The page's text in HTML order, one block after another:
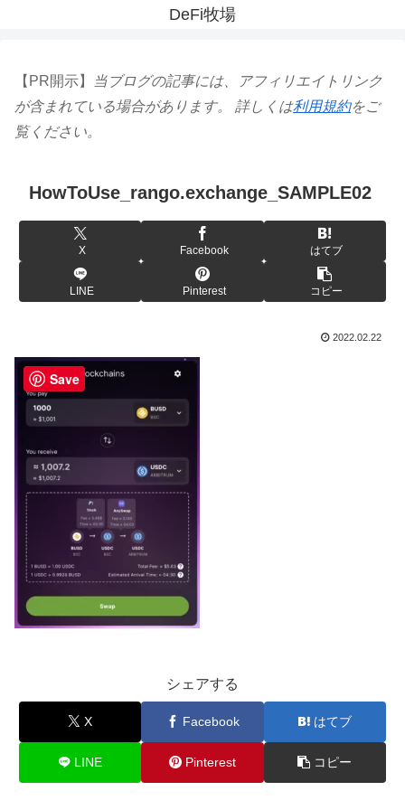
DeFi牧場
【PR開示】
当ブログの記事には、アフィリエイトリンク
が含まれている場合があります。 詳しくは利用規約をご
覧ください。
HowToUse_rango.exchange_SAMPLE02
X Facebook はてブ
LINE Pinterest コピー
2022.02.22
シェアする
X Facebook はてブ
LINE Pinterest コピー
Save